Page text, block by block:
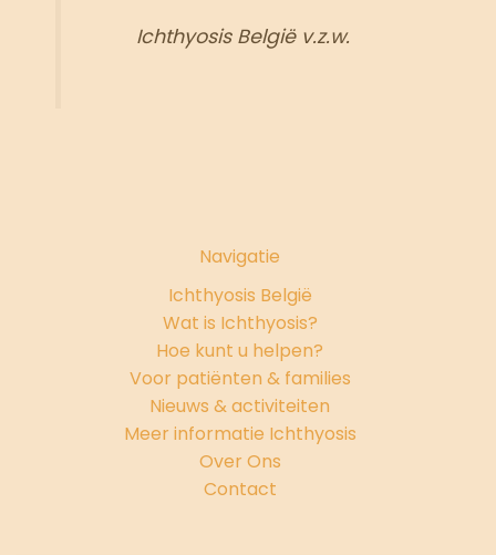
Ichthyosis België v.z.w.
Navigatie
Ichthyosis België
Wat is Ichthyosis?
Hoe kunt u helpen?
Voor patiënten & families
Nieuws & activiteiten
Meer informatie Ichthyosis
Over Ons
Contact